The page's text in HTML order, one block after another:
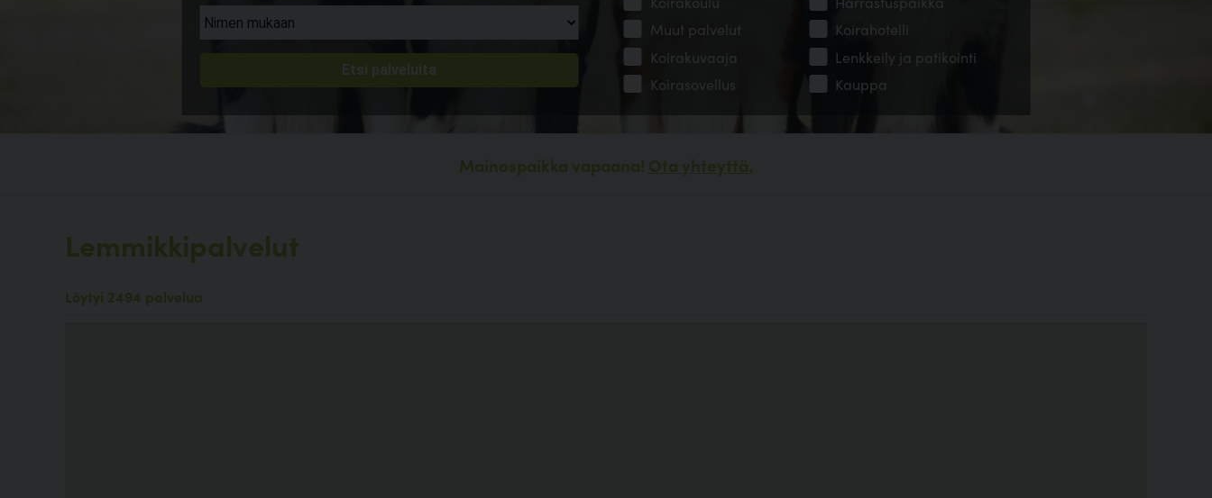
Muut palvelut
Koirahotelli
Koirakuvaaja
Lenkkeily ja patikointi
Koirasovellus
Kauppa
Mainospaikka vapaana! Ota yhteyttä.
Lemmikkipalvelut
Löytyi 2494 palvelua